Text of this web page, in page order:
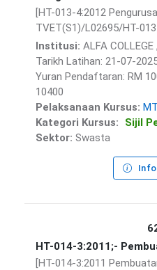
[HT-013-4:2012
TVET(S1)/L02695/HT-
Institusi: ALFA COLLEGE
Tarikh Latihan: 21-07-
Yuran Pendaftaran: RM
10400
Pelaksanaan Kursus:
Kategori Kursus:
Sijil
Sektor: Swasta
HT-014-3:2011;-
[HT-014-3:2011